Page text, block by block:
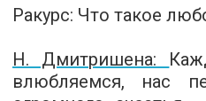
Ракурс: Что такое
Н. Дмитришена:
влюбляемся, нас